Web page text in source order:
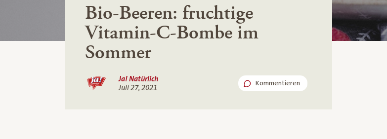
Bio-Beeren: fruchtige
Vitamin-C-Bombe im
Sommer
Ja! Natürlich
Juli 27, 2021
Kommentieren